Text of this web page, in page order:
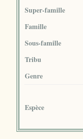
Super-famille
Famille
Sous-famille
Tribu
Genre
Espèce